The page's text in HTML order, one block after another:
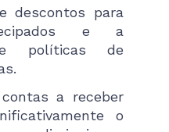
descontos para
e a
políticas de
a receber
o